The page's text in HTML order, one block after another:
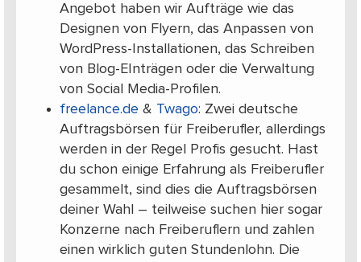
Angebot haben wir Aufträge wie das
Designen von Flyern, das Anpassen von
WordPress-Installationen, das Schreiben
von Blog-EInträgen oder die Verwaltung
von Social Media-Profilen.
freelance.de & Twago: Zwei deutsche
Auftragsbörsen für Freiberufler, allerdings
werden in der Regel Profis gesucht. Hast
du schon einige Erfahrung als Freiberufler
gesammelt, sind dies die Auftragsbörsen
deiner Wahl – teilweise suchen hier sogar
Konzerne nach Freiberuflern und zahlen
einen wirklich guten Stundenlohn. Die